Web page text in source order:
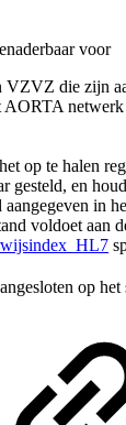
voor
VZVZ die zijn
AORTA netwerk
op te halen
gesteld, en
in
voldoet aan
op het